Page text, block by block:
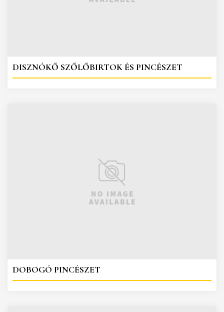
DISZNÓKŐ SZŐLŐBIRTOK ÉS PINCÉSZET
DOBOGÓ PINCÉSZET